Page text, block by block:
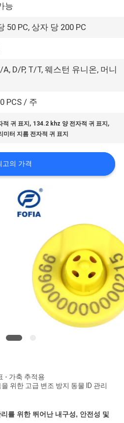
능
50 PC, 상자 당 200 PC
A, D/P, T/T, 웨스턴 유니온, 머니
PCS / 주
적 귀 표지 , 134.2 khz 양 전자적 귀 표지 ,
미터 지름 전자적 귀 표지
고의 가격
- 가축 추적용
위한 고급 변조 방지 동물 ID 관리
를 위한 뛰어난 내구성, 안전성 및